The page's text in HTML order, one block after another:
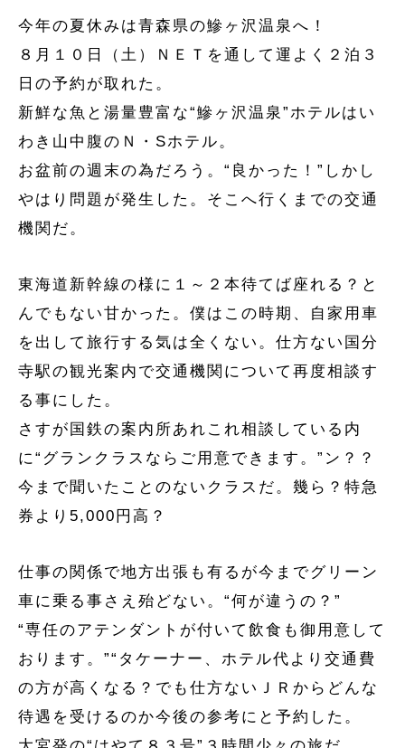
今年の夏休みは青森県の鰺ヶ沢温泉へ！
８月１０日（土）ＮＥＴを通して運よく２泊３
日の予約が取れた。
新鮮な魚と湯量豊富な“鰺ヶ沢温泉”ホテルはい
わき山中腹のＮ・Sホテル。
お盆前の週末の為だろう。“良かった！”しかし
やはり問題が発生した。そこへ行くまでの交通
機関だ。
東海道新幹線の様に１～２本待てば座れる？と
んでもない甘かった。僕はこの時期、自家用車
を出して旅行する気は全くない。仕方ない国分
寺駅の観光案内で交通機関について再度相談す
る事にした。
さすが国鉄の案内所あれこれ相談している内
に“グランクラスならご用意できます。”ン？？
今まで聞いたことのないクラスだ。幾ら？特急
券より5,000円高？
仕事の関係で地方出張も有るが今までグリーン
車に乗る事さえ殆どない。“何が違うの？”
“専任のアテンダントが付いて飲食も御用意して
おります。”“タケーナー、ホテル代より交通費
の方が高くなる？でも仕方ないＪＲからどんな
待遇を受けるのか今後の参考にと予約した。